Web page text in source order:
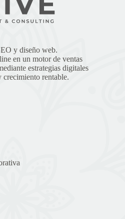
y diseño web.
en un motor de ventas
estrategias digitales
crecimiento rentable.